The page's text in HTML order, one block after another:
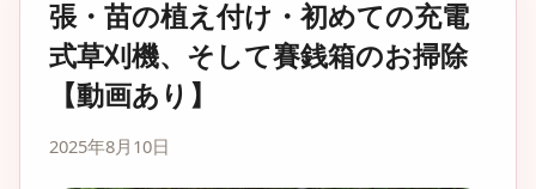
張・苗の植え付け・初めての充電
式草刈機、そして賽銭箱のお掃除
【動画あり】
2025年8月10日